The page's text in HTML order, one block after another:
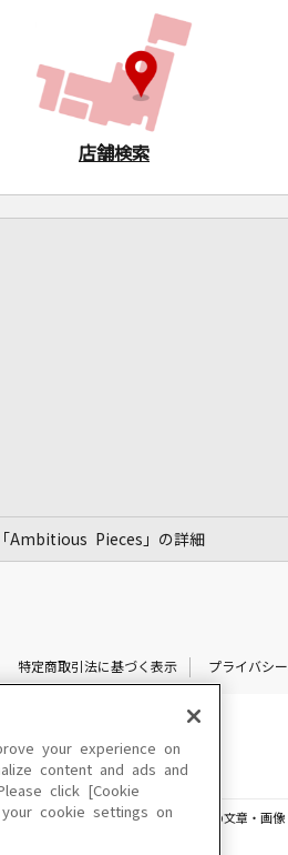
店舗検索
「Ambitious Pieces」の詳細
特定商取引法に基づく表示
プライバシ
このサイトに掲載されている一切の文章・画
your experience on
content and ads and
click [Cookie
cookie settings on